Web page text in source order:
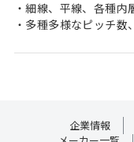
・細線、平線、各種
・多種多様なピッチ
【無補強チューブ】
企業情報